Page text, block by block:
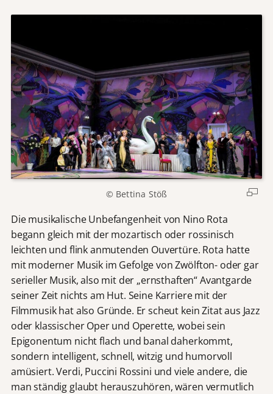
© Bettina Stöß
Die musikalische Unbefangenheit von Nino Rota
begann gleich mit der mozartisch oder rossinisch
leichten und flink anmutenden Ouvertüre. Rota hatte
mit moderner Musik im Gefolge von Zwölfton- oder gar
serieller Musik, also mit der „ernsthaften“ Avantgarde
seiner Zeit nichts am Hut. Seine Karriere mit der
Filmmusik hat also Gründe. Er scheut kein Zitat aus Jazz
oder klassischer Oper und Operette, wobei sein
Epigonentum nicht flach und banal daherkommt,
sondern intelligent, schnell, witzig und humorvoll
amüsiert. Verdi, Puccini Rossini und viele andere, die
man ständig glaubt herauszuhören, wären vermutlich